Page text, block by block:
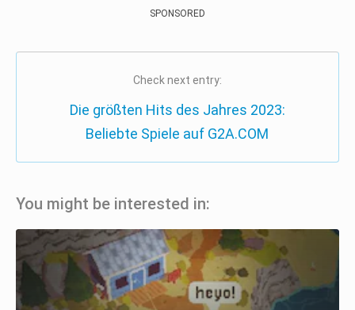
SPONSORED
Check next entry:
Die größten Hits des Jahres 2023:
Beliebte Spiele auf G2A.COM
You might be interested in: